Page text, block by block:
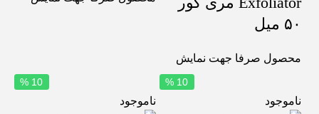
۵۰ میل
محصول صرفا جهت نمایش
ناموجود
10 %
ناموجود
10 %